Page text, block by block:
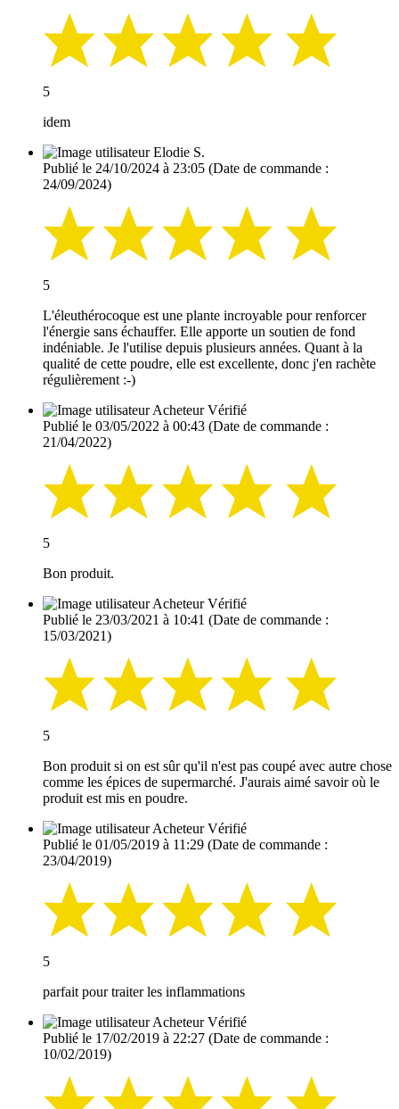
5
idem
Elodie S.
Publié le 24/10/2024 à 23:05 (Date de commande :
24/09/2024)
5
L'éleuthérocoque est une plante incroyable pour renforcer
l'énergie sans échauffer. Elle apporte un soutien de fond
indéniable. Je l'utilise depuis plusieurs années. Quant à la
qualité de cette poudre, elle est excellente, donc j'en rachète
régulièrement :-)
Acheteur Vérifié
Publié le 03/05/2022 à 00:43 (Date de commande :
21/04/2022)
5
Bon produit.
Acheteur Vérifié
Publié le 23/03/2021 à 10:41 (Date de commande :
15/03/2021)
5
Bon produit si on est sûr qu'il n'est pas coupé avec autre chose
comme les épices de supermarché. J'aurais aimé savoir où le
produit est mis en poudre.
Acheteur Vérifié
Publié le 01/05/2019 à 11:29 (Date de commande :
23/04/2019)
5
parfait pour traiter les inflammations
Acheteur Vérifié
Publié le 17/02/2019 à 22:27 (Date de commande :
10/02/2019)